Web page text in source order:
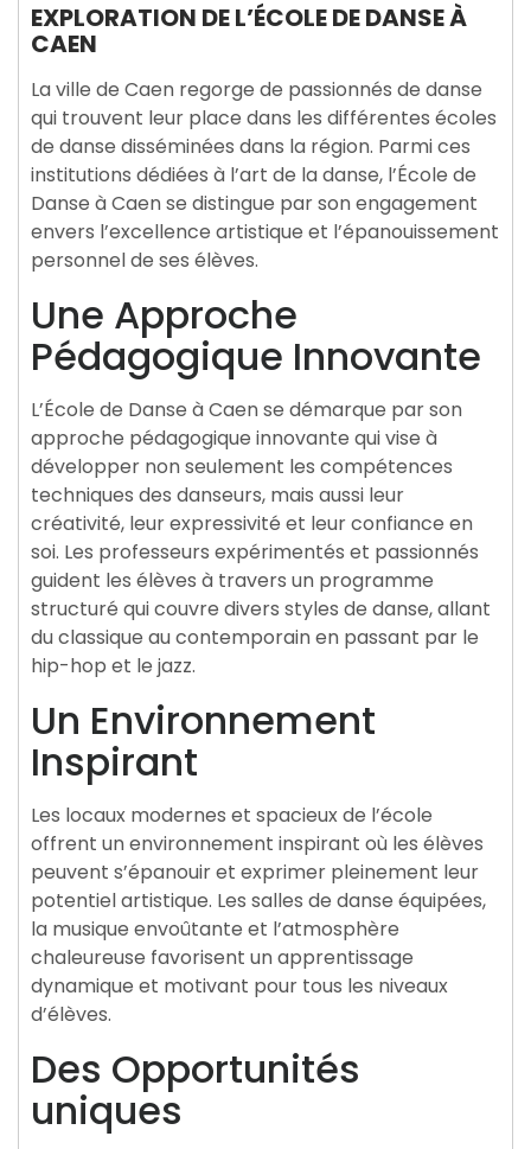
EXPLORATION DE L’ÉCOLE DE DANSE À
CAEN
La ville de Caen regorge de passionnés de danse
qui trouvent leur place dans les différentes écoles
de danse disséminées dans la région. Parmi ces
institutions dédiées à l’art de la danse, l’École de
Danse à Caen se distingue par son engagement
envers l’excellence artistique et l’épanouissement
personnel de ses élèves.
Une Approche
Pédagogique Innovante
L’École de Danse à Caen se démarque par son
approche pédagogique innovante qui vise à
développer non seulement les compétences
techniques des danseurs, mais aussi leur
créativité, leur expressivité et leur confiance en
soi. Les professeurs expérimentés et passionnés
guident les élèves à travers un programme
structuré qui couvre divers styles de danse, allant
du classique au contemporain en passant par le
hip-hop et le jazz.
Un Environnement
Inspirant
Les locaux modernes et spacieux de l’école
offrent un environnement inspirant où les élèves
peuvent s’épanouir et exprimer pleinement leur
potentiel artistique. Les salles de danse équipées,
la musique envoûtante et l’atmosphère
chaleureuse favorisent un apprentissage
dynamique et motivant pour tous les niveaux
d’élèves.
Des Opportunités
uniques